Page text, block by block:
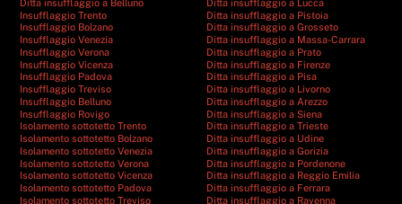
Ditta insufflaggio a Belluno
Insufflaggio Trento
Insufflaggio Bolzano
Insufflaggio Venezia
Insufflaggio Verona
Insufflaggio Vicenza
Insufflaggio Padova
Insufflaggio Treviso
Insufflaggio Belluno
Insufflaggio Rovigo
Isolamento sottotetto Trento
Isolamento sottotetto Bolzano
Isolamento sottotetto Venezia
Isolamento sottotetto Verona
Isolamento sottotetto Vicenza
Isolamento sottotetto Padova
Isolamento sottotetto Treviso
Ditta insufflaggio a Lucca
Ditta insufflaggio a Pistoia
Ditta insufflaggio a Grosseto
Ditta insufflaggio a Massa-Carrara
Ditta insufflaggio a Prato
Ditta insufflaggio a Firenze
Ditta insufflaggio a Pisa
Ditta insufflaggio a Livorno
Ditta insufflaggio a Arezzo
Ditta insufflaggio a Siena
Ditta insufflaggio a Trieste
Ditta insufflaggio a Udine
Ditta insufflaggio a Gorizia
Ditta insufflaggio a Pordenone
Ditta insufflaggio a Reggio Emilia
Ditta insufflaggio a Ferrara
Ditta insufflaggio a Ravenna